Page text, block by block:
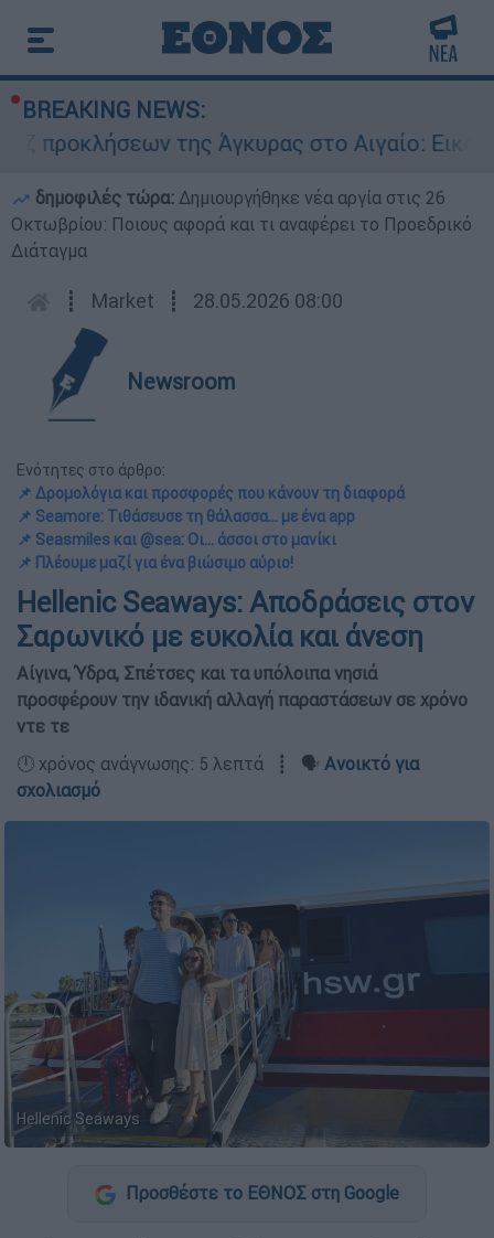
BREAKING NEWS:
της Άγκυρας στο Αιγαίο: Εικονική
δημοφιλές τώρα: Δημιουργήθηκε νέα αργία στις 26
Οκτωβρίου: Ποιους αφορά και τι αναφέρει το Προεδρικό
Διάταγμα
┋ Market ┋ 28.05.2026 08:00
Newsroom
Ενότητες στο άρθρο:
📌 Δρομολόγια και προσφορές που κάνουν τη διαφορά
📌 Seamore: Τιθάσευσε τη θάλασσα... με ένα app
📌 Seasmiles και @sea: Οι... άσσοι στο μανίκι
📌 Πλέουμε μαζί για ένα βιώσιμο αύριο!
Hellenic Seaways: Αποδράσεις στον
Σαρωνικό με ευκολία και άνεση
Αίγινα, Ύδρα, Σπέτσες και τα υπόλοιπα νησιά
προσφέρουν την ιδανική αλλαγή παραστάσεων σε χρόνο
ντε τε
🕛 χρόνος ανάγνωσης: 5 λεπτά ┋ 🗣️ Ανοικτό για
σχολιασμό
Hellenic Seaways
Προσθέστε το ΕΘΝΟΣ στη Google